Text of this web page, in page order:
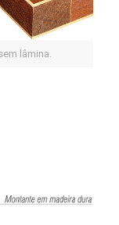
lâmina.